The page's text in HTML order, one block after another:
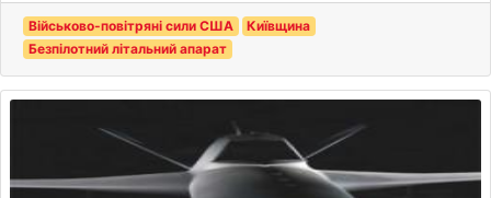
Військово-повітряні сили США
Київщина
Безпілотний літальний апарат